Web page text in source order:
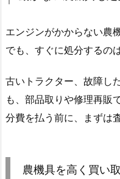
エンジンがかからない農
でも、すぐに処分するの
古いトラクター、故障し
も、部品取りや修理再販
分費を払う前に、まずは
農機具を高く買い